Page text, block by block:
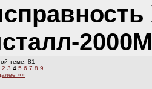
теме: 81
2 3 4 5 6 7 8 9
»»